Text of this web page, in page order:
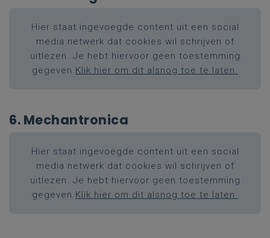
Hier staat ingevoegde content uit een social
media netwerk dat cookies wil schrijven of
uitlezen. Je hebt hiervoor geen toestemming
gegeven. Klik hier om dit alsnog toe te laten.
6. Mechantronica
Hier staat ingevoegde content uit een social
media netwerk dat cookies wil schrijven of
uitlezen. Je hebt hiervoor geen toestemming
gegeven. Klik hier om dit alsnog toe te laten.